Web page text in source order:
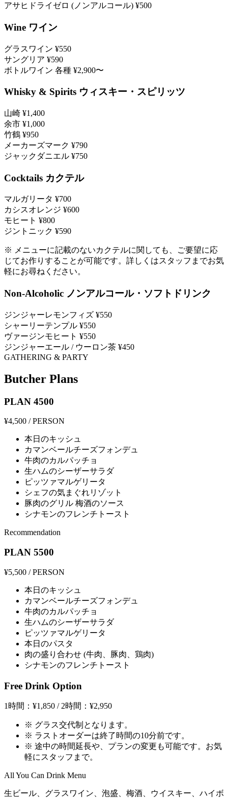
アサヒドライゼロ (ノンアルコール) ¥500
Wine ワイン
グラスワイン ¥550
サングリア ¥590
ボトルワイン 各種 ¥2,900〜
Whisky & Spirits ウィスキー・スピリッツ
山崎 ¥1,400
余市 ¥1,000
竹鶴 ¥950
メーカーズマーク ¥790
ジャックダニエル ¥750
Cocktails カクテル
マルガリータ ¥700
カシスオレンジ ¥600
モヒート ¥800
ジントニック ¥590
※ メニューに記載のないカクテルに関しても、ご要望に応
じてお作りすることが可能です。詳しくはスタッフまでお気
軽にお尋ねください。
Non-Alcoholic ノンアルコール・ソフトドリンク
ジンジャーレモンフィズ ¥550
シャーリーテンプル ¥550
ヴァージンモヒート ¥550
ジンジャーエール / ウーロン茶 ¥450
GATHERING & PARTY
Butcher Plans
PLAN 4500
¥4,500 / PERSON
本日のキッシュ
カマンベールチーズフォンデュ
牛肉のカルパッチョ
生ハムのシーザーサラダ
ピッツァマルゲリータ
シェフの気まぐれリゾット
豚肉のグリル 梅酒のソース
シナモンのフレンチトースト
Recommendation
PLAN 5500
¥5,500 / PERSON
本日のキッシュ
カマンベールチーズフォンデュ
牛肉のカルパッチョ
生ハムのシーザーサラダ
ピッツァマルゲリータ
本日のパスタ
肉の盛り合わせ (牛肉、豚肉、鶏肉)
シナモンのフレンチトースト
Free Drink Option
1時間：¥1,850 / 2時間：¥2,950
※ グラス交代制となります。
※ ラストオーダーは終了時間の10分前です。
※ 途中の時間延長や、プランの変更も可能です。お気
軽にスタッフまで。
All You Can Drink Menu
生ビール、グラスワイン、泡盛、梅酒、ウイスキー、ハイボ